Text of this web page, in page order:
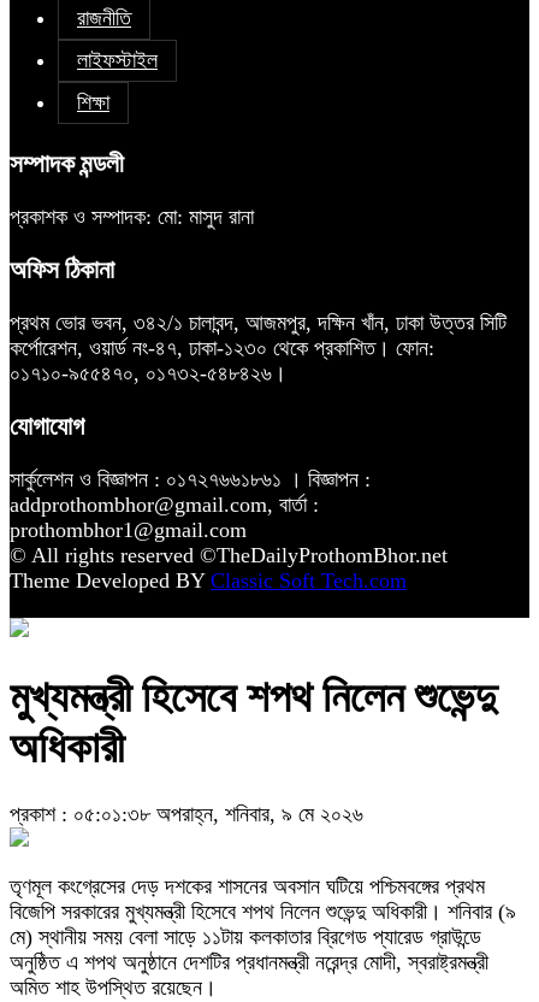
রাজনীতি
লাইফস্টাইল
শিক্ষা
সম্পাদক মন্ডলী
প্রকাশক ও সম্পাদক: মো: মাসুদ রানা
অফিস ঠিকানা
প্রথম ভোর ভবন, ৩৪২/১ চালাবন্দ, আজমপুর, দক্ষিন খাঁন, ঢাকা উত্তর সিটি
কর্পোরেশন, ওয়ার্ড নং-৪৭, ঢাকা-১২৩০ থেকে প্রকাশিত। ফোন:
০১৭১০-৯৫৫৪৭০, ০১৭৩২-৫৪৮৪২৬।
যোগাযোগ
সার্কুলেশন ও বিজ্ঞাপন : ০১৭২৭৬৬১৮৬১ । বিজ্ঞাপন :
addprothombhor@gmail.com, বার্তা :
prothombhor1@gmail.com
© All rights reserved ©TheDailyProthomBhor.net
Theme Developed BY Classic Soft Tech.com
মুখ্যমন্ত্রী হিসেবে শপথ নিলেন শুভেন্দু
অধিকারী
প্রকাশ : ০৫:০১:৩৮ অপরাহ্ন, শনিবার, ৯ মে ২০২৬
তৃণমূল কংগ্রেসের দেড় দশকের শাসনের অবসান ঘটিয়ে পশ্চিমবঙ্গের প্রথম
বিজেপি সরকারের মুখ্যমন্ত্রী হিসেবে শপথ নিলেন শুভেন্দু অধিকারী। শনিবার (৯
মে) স্থানীয় সময় বেলা সাড়ে ১১টায় কলকাতার ব্রিগেড প্যারেড গ্রাউন্ডে
অনুষ্ঠিত এ শপথ অনুষ্ঠানে দেশটির প্রধানমন্ত্রী নরেন্দ্র মোদী, স্বরাষ্ট্রমন্ত্রী
অমিত শাহ উপস্থিত রয়েছেন।